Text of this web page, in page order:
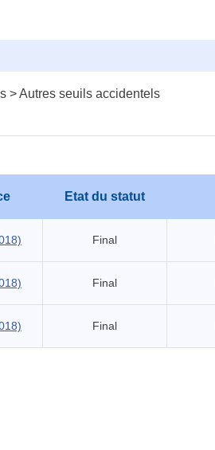
> Autres seuils accidentels
Etat du statut
Final
Final
Final